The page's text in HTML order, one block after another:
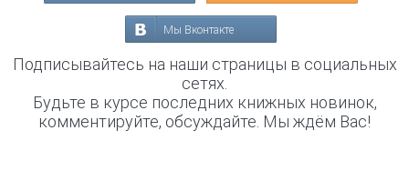
Мы Вконтакте
Подписывайтесь на наши страницы в социальных
сетях.
Будьте в курсе последних книжных новинок,
комментируйте, обсуждайте. Мы ждём Вас!